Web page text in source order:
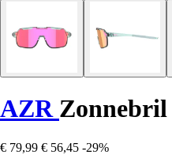
AZR
€ 79,99 € 56,45 -29%